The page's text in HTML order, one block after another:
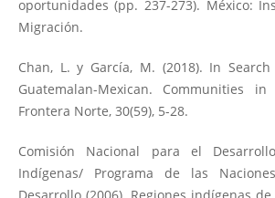
oportunidades (pp. 237-273). México:
Migración.
Chan, L. y García, M. (2018). In
Guatemalan-Mexican. Communities
Frontera Norte, 30(59), 5-28.
Comisión Nacional para el
Indígenas/ Programa de las
Desarrollo (2006). Regiones indígenas